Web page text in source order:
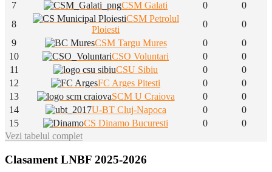
7
CSM Galati 0
0
8
CSM Petrolul
Ploiesti
0
0
9
CSM Targu Mures 0
0
10
CSO Voluntari 0
0
11
CSU Sibiu 0
0
12
FC Arges Pitesti 0
0
13
SCM U Craiova 0
0
14
U-BT Cluj-Napoca 0
0
15
CS Dinamo Bucuresti 0
0
Vezi tabelul complet
Clasament LNBF 2025-2026